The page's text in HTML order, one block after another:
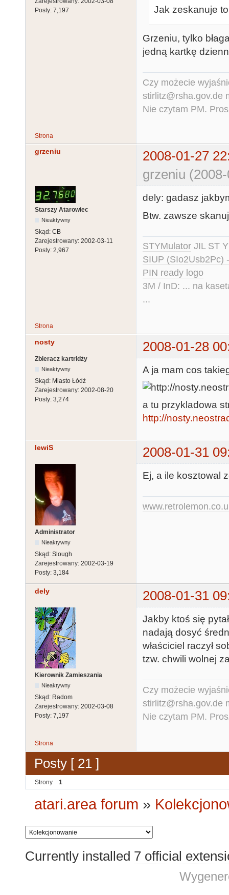
Posty: 7,197
Jak zeskanuje
Grzeniu, tylko
jedną kartkę
Czy możecie
stirlitz@rsha.gov.de
Nie czytam PM.
Strona
grzeniu
2008-01-27
grzeniu
Starszy Atarowiec
Nieaktywny
Skąd: CB
Zarejestrowany: 2002-03-11
Posty: 2,967
dely: gadasz
Btw. zawsze
STYMulator JIL ST
SIUP (SIo2Usb2Pc)
PIN ready logo
3M / InD: ... na
...
Strona
nosty 2008-01-28
Zbieracz kartridży
Nieaktywny
Skąd: Miasto Łódź
Zarejestrowany: 2002-08-20
Posty: 3,274
A ja mam cos
a tu przykladowa
http://
lewiS 2008-01-31
Administrator
Nieaktywny
Skąd: Slough
Zarejestrowany: 2002-03-19
Posty: 3,184
Ej, a ile kosztowal
dely 2008-01-31
Kierownik Zamieszania
Nieaktywny
Skąd: Radom
Zarejestrowany: 2002-03-08
Posty: 7,197
Jakby ktoś się
nadają dosyć
właściciel raczył
tzw. chwili wolnej
Czy możecie
stirlitz@rsha.gov.de
Nie czytam PM.
Strona
Posty [ 21 ]
Strony 1
atari.area forum »
Currently installed 7 official